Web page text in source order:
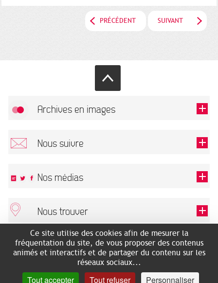
PRÉCÉDENT SUIVANT
Archives en images
Nous suivre
Ce champ est exigé.
Nos médias
Nous trouver
ARCHIVES MUNICIPALES
2 rue des Archives
Accès mobilité réduite :
RECHERCHES GÉNÉALOGIQUES
NOUS CONNAÎTRE
SERVICE ÉDUCATIF
LES ARCHIVES EN LIGNE
HISTOIRE DE TOULOUSE
Ce site utilise des cookies afin de mesurer la
fréquentation du site, de vous proposer des contenus
animés et interactifs et de partager du contenu sur les
réseaux sociaux...
Tout accepter Tout refuser Personnaliser